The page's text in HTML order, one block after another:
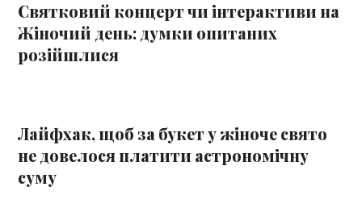
Святковий концерт чи інтерактиви на
Жіночий день: думки опитаних
розійшлися
Лайфхак, щоб за букет у жіноче свято
не довелося платити астрономічну
суму